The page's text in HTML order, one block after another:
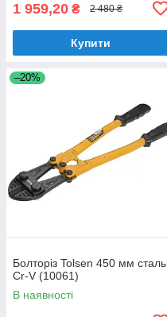
1 959,20 ₴ 2 480 ₴
Купити
–20%
Болторіз Tolsen 450 мм сталь
Cr-V (10061)
В наявності